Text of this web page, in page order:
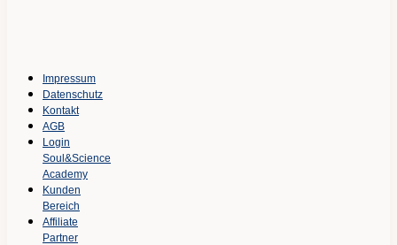
Impressum
Datenschutz
Kontakt
AGB
Login
Soul&Science
Academy
Kunden
Bereich
Affiliate
Partner